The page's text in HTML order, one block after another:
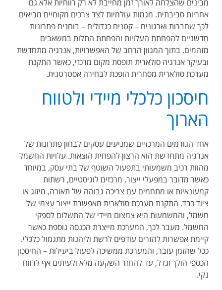
מבינים שהצלחה לאורך זמן מחייבת לא רק רווחיות אלא גם
אחריות סביבתית. מגמות עולמיות לצד צרכים מקומיים מביאים
לכך שחברות וארגונים – קטנים כגדולים – בוחנים פתרונות
חדשניים להפחתת העלויות והפחתת התלות במשאבים
מזהמים. בתוך המגוון הרחב של האפשרויות, אנרגיה מתחדשת
ובעיקר אנרגיה סולארית תופסת מקום מרכזי, כאשר התקנת
מערכת סולארית מסחרית הופכת לבחירה אסטרטגית.
חיסכון כלכלי מיידי ולטווח
הארוך
אחד הגורמים המרכזיים שמניעים עסקים לבחון פתרונות של
אנרגיה מתחדשת הוא הרצון להפחית הוצאות. עלויות החשמל
מהוות רכיב משמעותי בתפעול השוטף של בתי עסק, במיוחד
כאשר מדובר במפעלי ייצור, מרכזים לוגיסטיים, רשתות
קמעונאיות או מתחמים עם צריכה גבוהה של תאורה, מיזוג או
ציוד כבד. התקנת מערכת סולארית מאפשרת ייצור עצמי של
חשמל, והמשמעות היא צמצום מיידי של התשלום לספקי
החשמל. מעבר לכך, המערכת מייצרת הכנסה נוספת כאשר
קיימת אפשרות להזרים עודפים לרשת וליהנות מתגמול כלכלי.
ככל שהזמן עובר, והמערכת ממשיכה לפעול ביעילות – החיסכון
הכספי הולך וגדל, עד להחזר השקעה מלא ולעיתים אף לרווח
נקי.